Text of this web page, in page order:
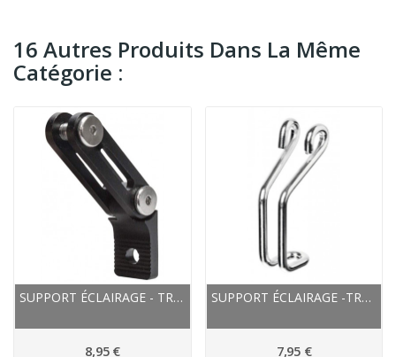
16 Autres Produits Dans La Même
Catégorie :
SUPPORT ÉCLAIRAGE - TRELOCK ALU AVANT ZL 990...
8,95 €
SUPPORT ÉCLAIRAGE -TRELOCK FIL ACIER AVANT...
7,95 €